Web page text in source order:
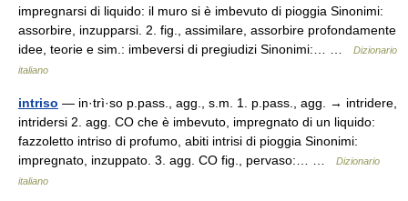
impregnarsi di liquido: il muro si è imbevuto di pioggia Sinonimi:
assorbire, inzupparsi. 2. fig., assimilare, assorbire profondamente
idee, teorie e sim.: imbeversi di pregiudizi Sinonimi:… …
Dizionario
italiano
intriso — in·trì·so p.pass., agg., s.m. 1. p.pass., agg. → intridere,
intridersi 2. agg. CO che è imbevuto, impregnato di un liquido:
fazzoletto intriso di profumo, abiti intrisi di pioggia Sinonimi:
impregnato, inzuppato. 3. agg. CO fig., pervaso:… …
Dizionario
italiano